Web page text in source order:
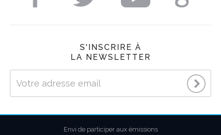
S'INSCRIRE À
LA NEWSLETTER
Envi de participer aux émissions